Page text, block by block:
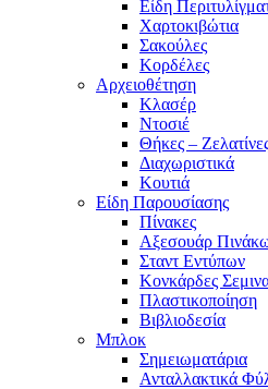
Είδη
Χαρτοκιβώτια
Σακούλες
Κορδέλες
Αρχειοθέτηση
Κλασέρ
Ντοσιέ
Θήκες –
Διαχωριστικά
Κουτιά
Είδη Παρουσίασης
Πίνακες
Αξεσουάρ
Σταντ Εντύπων
Κονκάρδες
Πλαστικοποίηση
Βιβλιοδεσία
Μπλοκ
Σημειωματάρια
Ανταλλακτικά